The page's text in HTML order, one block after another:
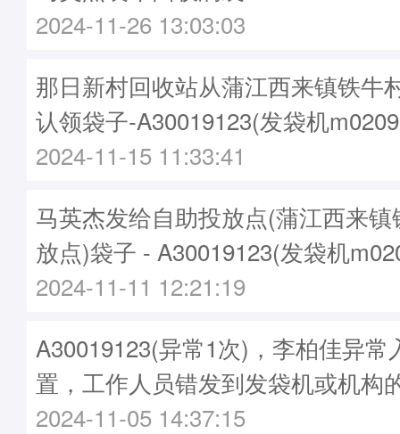
2024-11-26 13:03:03
那日新村回收站从蒲江西来镇铁牛
认领袋子-A30019123(发袋机
2024-11-15 11:33:41
马英杰发给自助投放点(蒲江西来
放点)袋子 - A30019123(发袋机
2024-11-11 12:21:19
A30019123(异常1次)，李柏佳异常
置，工作人员错发到发袋机或机构
2024-11-05 14:37:15